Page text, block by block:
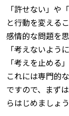
「許せない」や
と行動を変える
感情的な問題を
「考えないよう
「考えを止める」
これには専門的
ですので、まず
らはじめましょう